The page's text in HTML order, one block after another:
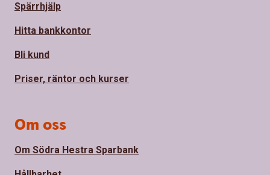
Spärrhjälp
Hitta bankkontor
Bli kund
Priser, räntor och kurser
Om oss
Om Södra Hestra Sparbank